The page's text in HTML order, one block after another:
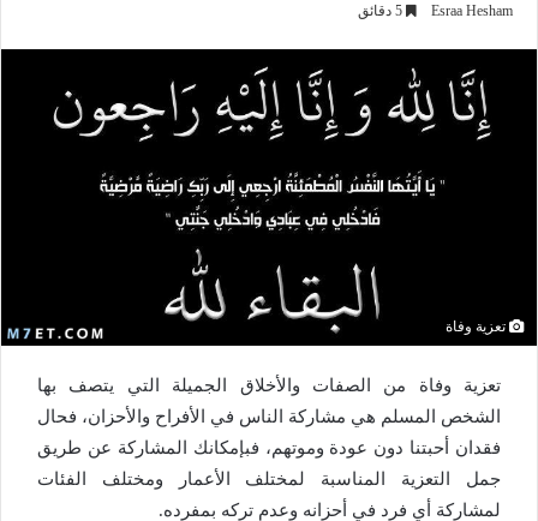
Esraa Hesham
تعزية وفاة
تعزية وفاة من الصفات والأخلاق الجميلة التي يتصف بها
الشخص المسلم هي مشاركة الناس في الأفراح والأحزان، فحال
فقدان أحبتنا دون عودة وموتهم، فبإمكانك المشاركة عن طريق
جمل التعزية المناسبة لمختلف الأعمار ومختلف الفئات
لمشاركة أي فرد في أحزانه وعدم تركه بمفرده.